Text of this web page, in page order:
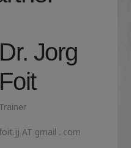
Dr. Jorg
Foit
Trainer
foit.jj AT gmail . com